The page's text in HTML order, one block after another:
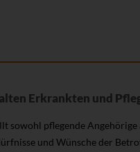
Erkrankten und
sowohl pflegende
und Wünsche der